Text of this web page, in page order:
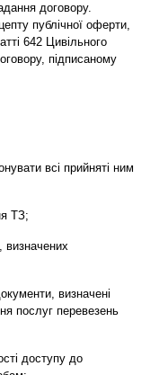
договору.
публічної оферти,
642 Цивільного
підписаному
всі прийняті ним
ТЗ;
визначених
визначені
послуг перевезень
доступу до